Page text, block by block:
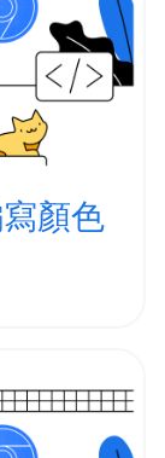
顏色